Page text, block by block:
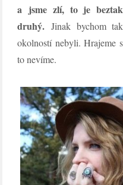
a jsme zlí, to je
druhý. Jinak bychom
okolností nebyli. Hrajeme
to nevíme.